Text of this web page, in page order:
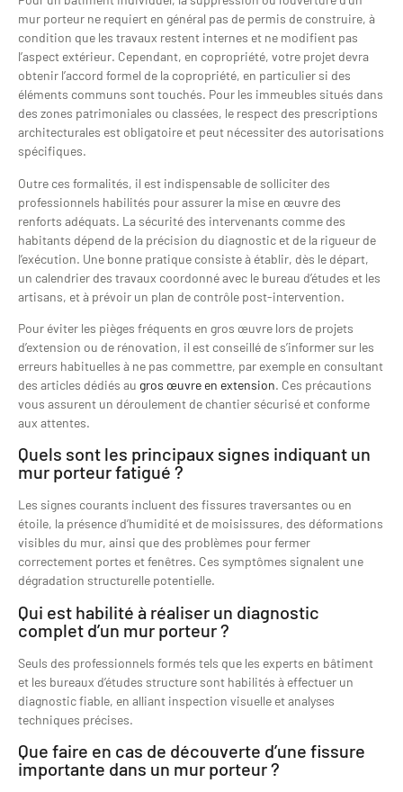
mur porteur ne requiert en général pas de permis de construire, à
condition que les travaux restent internes et ne modifient pas
l’aspect extérieur. Cependant, en copropriété, votre projet devra
obtenir l’accord formel de la copropriété, en particulier si des
éléments communs sont touchés. Pour les immeubles situés dans
des zones patrimoniales ou classées, le respect des prescriptions
architecturales est obligatoire et peut nécessiter des autorisations
spécifiques.
Outre ces formalités, il est indispensable de solliciter des
professionnels habilités pour assurer la mise en œuvre des
renforts adéquats. La sécurité des intervenants comme des
habitants dépend de la précision du diagnostic et de la rigueur de
l’exécution. Une bonne pratique consiste à établir, dès le départ,
un calendrier des travaux coordonné avec le bureau d’études et les
artisans, et à prévoir un plan de contrôle post-intervention.
Pour éviter les pièges fréquents en gros œuvre lors de projets
d’extension ou de rénovation, il est conseillé de s’informer sur les
erreurs habituelles à ne pas commettre, par exemple en consultant
des articles dédiés au gros œuvre en extension. Ces précautions
vous assurent un déroulement de chantier sécurisé et conforme
aux attentes.
Quels sont les principaux signes indiquant un
mur porteur fatigué ?
Les signes courants incluent des fissures traversantes ou en
étoile, la présence d’humidité et de moisissures, des déformations
visibles du mur, ainsi que des problèmes pour fermer
correctement portes et fenêtres. Ces symptômes signalent une
dégradation structurelle potentielle.
Qui est habilité à réaliser un diagnostic
complet d’un mur porteur ?
Seuls des professionnels formés tels que les experts en bâtiment
et les bureaux d’études structure sont habilités à effectuer un
diagnostic fiable, en alliant inspection visuelle et analyses
techniques précises.
Que faire en cas de découverte d’une fissure
importante dans un mur porteur ?